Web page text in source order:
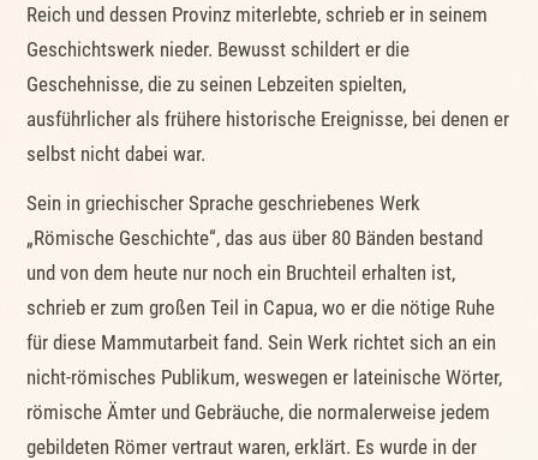
Reich und dessen Provinz miterlebte, schrieb er in seinem
Geschichtswerk nieder. Bewusst schildert er die
Geschehnisse, die zu seinen Lebzeiten spielten,
ausführlicher als frühere historische Ereignisse, bei denen er
selbst nicht dabei war.
Sein in griechischer Sprache geschriebenes Werk
„Römische Geschichte“, das aus über 80 Bänden bestand
und von dem heute nur noch ein Bruchteil erhalten ist,
schrieb er zum großen Teil in Capua, wo er die nötige Ruhe
für diese Mammutarbeit fand. Sein Werk richtet sich an ein
nicht-römisches Publikum, weswegen er lateinische Wörter,
römische Ämter und Gebräuche, die normalerweise jedem
gebildeten Römer vertraut waren, erklärt. Es wurde in der